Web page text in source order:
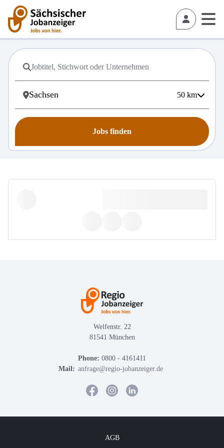
50 km
Jobs finden
Welfenstr. 22
81541 München
Phone: 0800 - 4161411
Mail: anfrage@regio-jobanzeiger.de
AGB